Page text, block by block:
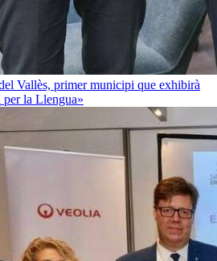
Vallès, primer municipi que exhibirà
la Llengua»